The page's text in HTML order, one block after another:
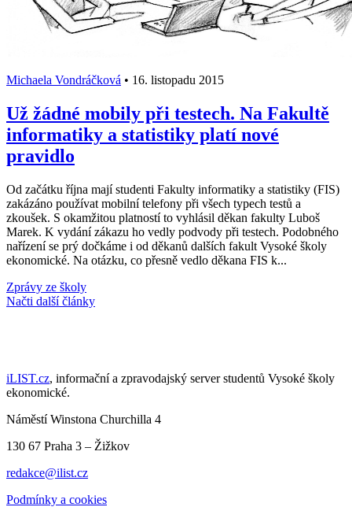
Michaela Vondráčková • 16. listopadu 2015
Už žádné mobily při testech. Na Fakultě
informatiky a statistiky platí nové
pravidlo
Od začátku října mají studenti Fakulty informatiky a statistiky (FIS)
zakázáno používat mobilní telefony při všech typech testů a
zkoušek. S okamžitou platností to vyhlásil děkan fakulty Luboš
Marek. K vydání zákazu ho vedly podvody při testech. Podobného
nařízení se prý dočkáme i od děkanů dalších fakult Vysoké školy
ekonomické. Na otázku, co přesně vedlo děkana FIS k...
Zprávy ze školy
Načti další články
iLIST.cz, informační a zpravodajský server studentů Vysoké školy
ekonomické.
Náměstí Winstona Churchilla 4
130 67 Praha 3 – Žižkov
redakce@ilist.cz
Podmínky a cookies